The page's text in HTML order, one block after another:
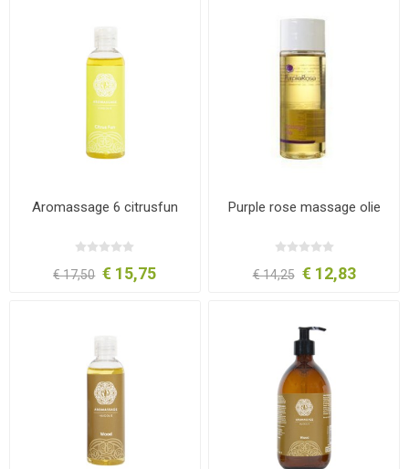
Aromassage 6 citrusfun
€ 17,50 € 15,75
Purple rose massage olie
€ 14,25 € 12,83